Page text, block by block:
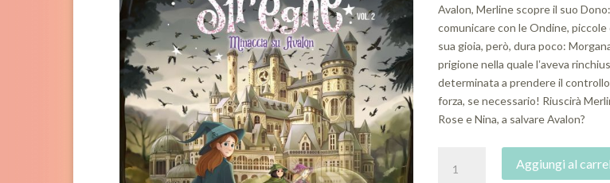
era:
12,00€.
è:
Avalon, Merline scopre il suo
comunicare con le Ondine,
sua gioia, però, dura poco:
prigione nella quale l‛aveva
determinata a prendere il
forza, se necessario! Riuscirà
Rose e Nina, a salvare Avalon?
Aggiungi al